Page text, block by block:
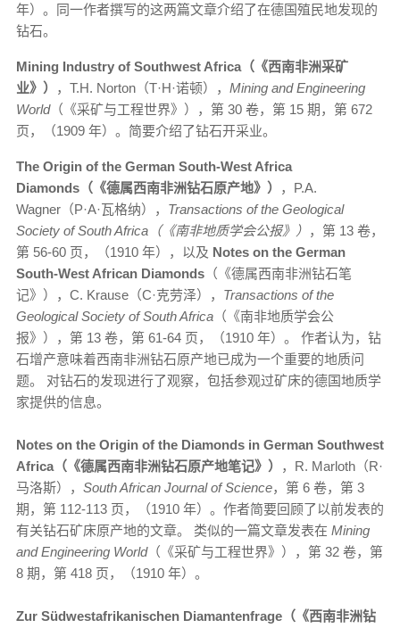
年）。同一作者撰写的这两篇文章介绍了在德国殖民地发现的
钻石。
Mining Industry of Southwest Africa（《西南非洲采矿
业》）
，T.H. Norton（T·H·诺顿）， Mining and Engineering
World（《采矿与工程世界》），第 30 卷，第 15 期，第 672
页，（1909 年）。简要介绍了钻石开采业。
The Origin of the German South-West Africa
Diamonds（《德属西南非洲钻石原产地》）
，P.A.
Wagner（P·A·瓦格纳）， Transactions of the Geological
Society of South Africa（《南非地质学会公报》） ，第 13 卷，
第 56-60 页，（1910 年），以及 Notes on the German
South-West African Diamonds （《德属西南非洲钻石笔
记》），C. Krause（C·克劳泽）， Transactions of the
Geological Society of South Africa （《南非地质学会公
报》），第 13 卷，第 61-64 页，（1910 年）。 作者认为，钻
石增产意味着西南非洲钻石原产地已成为一个重要的地质问
题。 对钻石的发现进行了观察，包括参观过矿床的德国地质学
家提供的信息。
Notes on the Origin of the Diamonds in German Southwest
Africa（《德属西南非洲钻石原产地笔记》）
，R. Marloth（R·
马洛斯）， South African Journal of Science，第 6 卷，第 3
期，第 112-113 页，（1910 年）。作者简要回顾了以前发表的
有关钻石矿床原产地的文章。 类似的一篇文章发表在 Mining
and Engineering World（《采矿与工程世界》），第 32 卷，第
8 期，第 418 页，（1910 年）。
Zur Südwestafrikanischen Diamantenfrage（《西南非洲钻